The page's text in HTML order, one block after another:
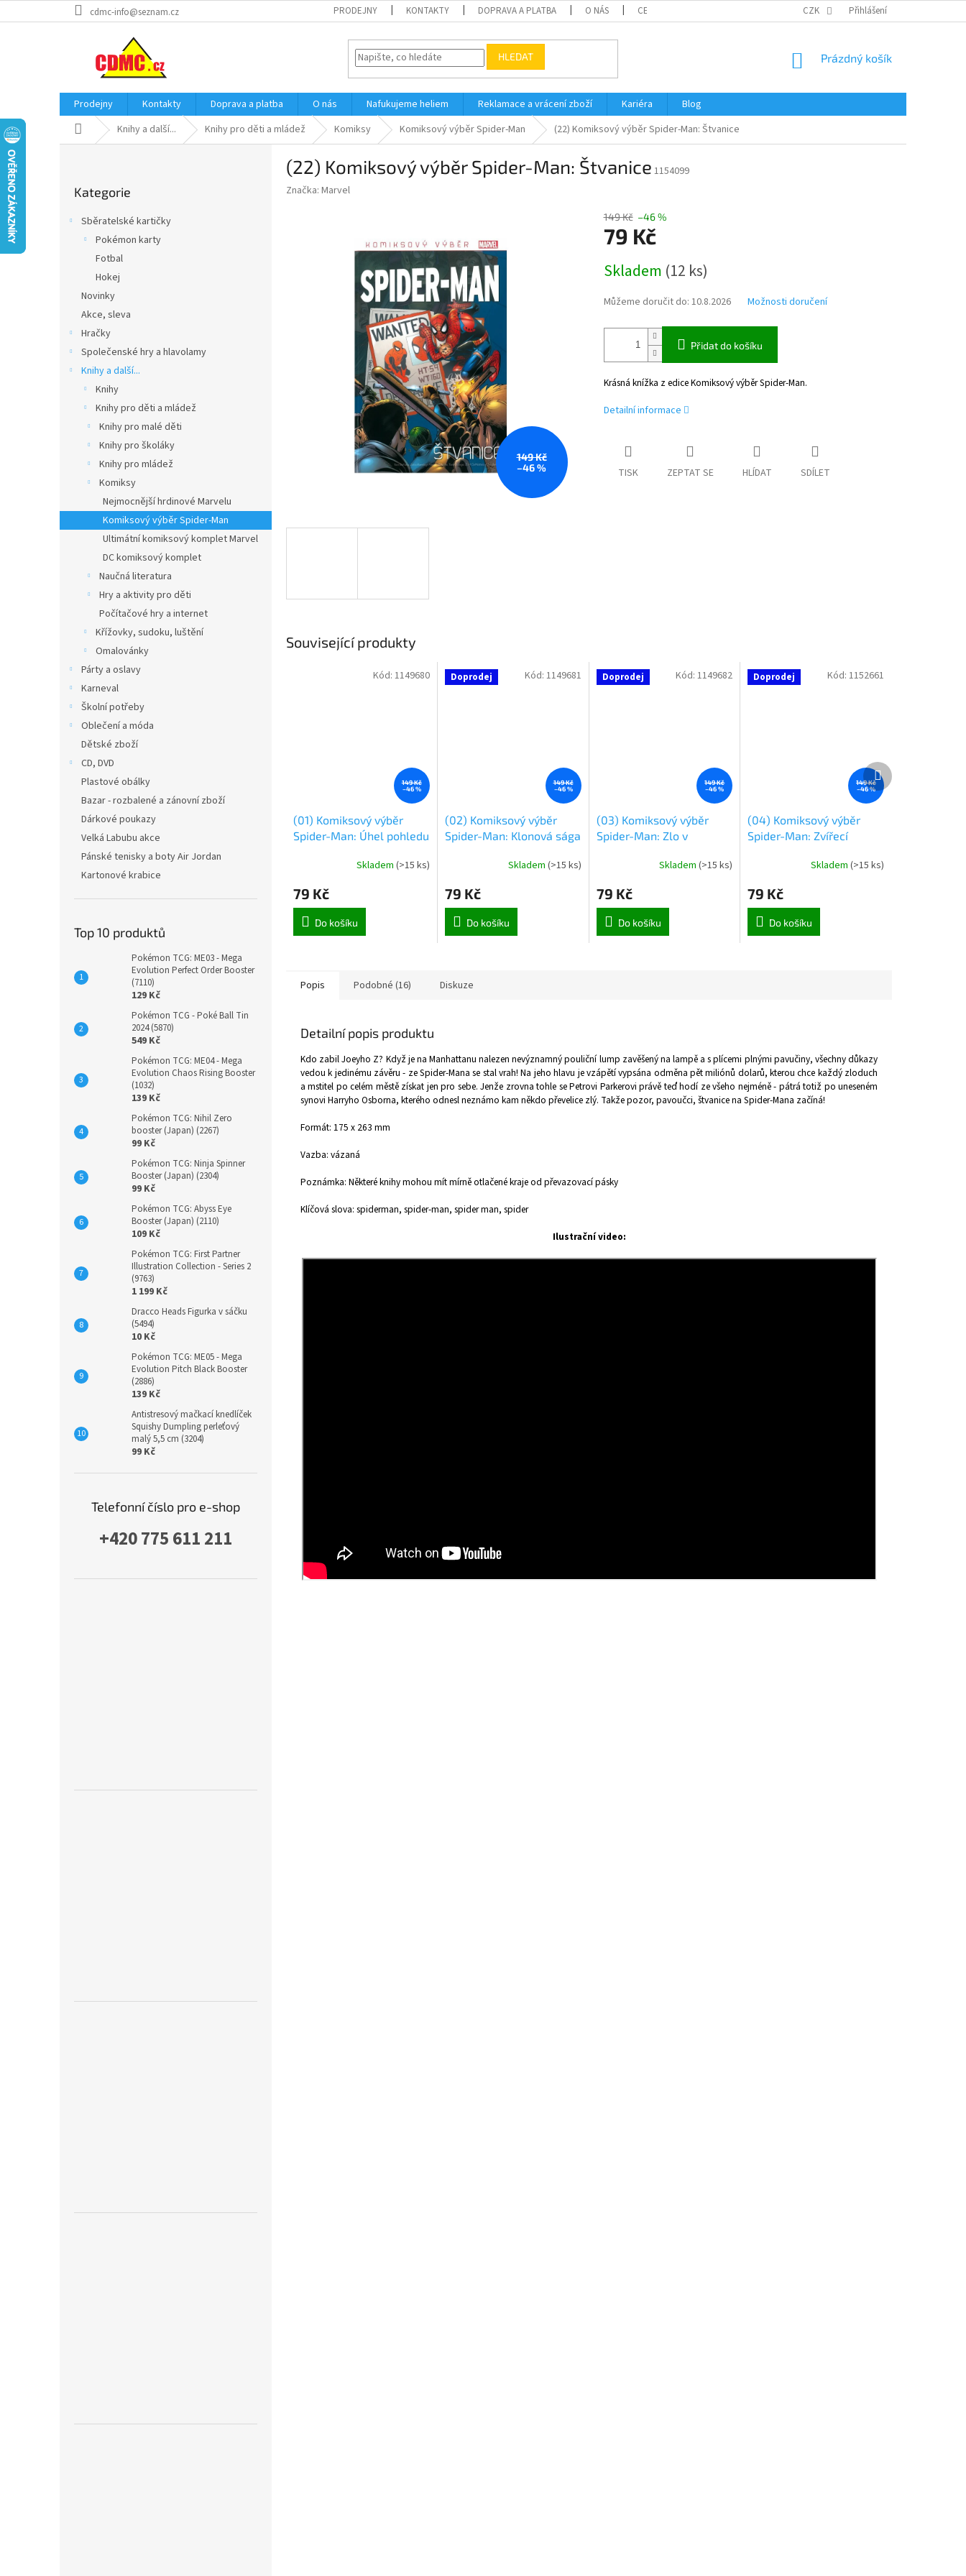
na
cdmc-info@seznam.cz PRODEJNY KONTAKTY DOPRAVA A PLATBA O NÁS CERTIFIKÁTY A NÁVODY OBCHODNÍ PODMÍNKY OCHRANA OSOBNÍCH
CZK Přihlášení
HLEDAT
NÁKUPNÍ
Prázdný košík
Prodejny Kontakty Doprava a platba O nás Nafukujeme heliem Reklamace a vrácení zboží Kariéra
Blog
Domů Knihy a další... Knihy pro děti a mládež Komiksy Komiksový výběr Spider-Man (22) Komiksový výběr Spider-Man: Štvanice
kategorie
Kategorie
Sběratelské kartičky
Pokémon karty
Fotbal
Hokej
Novinky
Akce, sleva
Hračky
Společenské hry a hlavolamy
Knihy a další...
Knihy
Knihy pro děti a mládež
Knihy pro malé děti
Knihy pro školáky
Knihy pro mládež
Komiksy
Nejmocnější hrdinové Marvelu
Komiksový výběr Spider-Man
Ultimátní komiksový komplet Marvel
DC komiksový komplet
Naučná literatura
Hry a aktivity pro děti
Počítačové hry a internet
Křížovky, sudoku, luštění
Omalovánky
Párty a oslavy
Karneval
Školní potřeby
Oblečení a móda
Dětské zboží
CD, DVD
Plastové obálky
Bazar - rozbalené a zánovní zboží
Dárkové poukazy
Velká Labubu akce
Pánské tenisky a boty Air Jordan
Kartonové krabice
Top 10 produktů
Pokémon TCG: ME03 - Mega
Evolution Perfect Order Booster
(7110)
129 Kč
Pokémon TCG - Poké Ball Tin
2024 (5870)
549 Kč
Pokémon TCG: ME04 - Mega
Evolution Chaos Rising Booster
(1032)
139 Kč
Pokémon TCG: Nihil Zero
booster (Japan) (2267)
99 Kč
Pokémon TCG: Ninja Spinner
Booster (Japan) (2304)
99 Kč
Pokémon TCG: Abyss Eye
Booster (Japan) (2110)
109 Kč
Pokémon TCG: First Partner
Illustration Collection - Series 2
(9763)
1 199 Kč
Dracco Heads Figurka v sáčku
(5494)
10 Kč
Pokémon TCG: ME05 - Mega
Evolution Pitch Black Booster
(2886)
139 Kč
Antistresový mačkací knedlíček
Squishy Dumpling perleťový
malý 5,5 cm (3204)
99 Kč
Telefonní číslo pro e-shop
+420 775 611 211
(22) Komiksový výběr Spider-Man: Štvanice 1154099
Značka: Marvel
149 Kč
–46 %
149 Kč –46 %
79 Kč
cena:
Skladem (12 ks)
Můžeme doručit do: 10.8.2026 Možnosti doručení
Přidat do košíku
Krásná knížka z edice Komiksový výběr Spider-Man.
Detailní informace
TISK ZEPTAT SE HLÍDAT SDÍLET
Související produkty
149 Kč
–46 %
(01) Komiksový výběr
Spider-Man: Úhel pohledu
Skladem (>15 ks)
79 Kč
Do košíku
Kód: 1149680 Doprodej
149 Kč
–46 %
(02) Komiksový výběr
Spider-Man: Klonová sága
Skladem (>15 ks)
79 Kč
Do košíku
Kód: 1149681 Doprodej
149 Kč
–46 %
(03) Komiksový výběr
Spider-Man: Zlo v
Skladem(>15 ks)
79 Kč
Do košíku
Kód:1149682 Doprodej
149 Kč
–46 %
(04) Komiksový výběr
Spider-Man: Zvířecí
Skladem (>15 ks)
79 Kč
Do košíku
Kód: 1152661
Další
produkt
Popis Podobné (16) Diskuze
Detailní popis produktu
Kdo zabil Joeyho Z? Když je na Manhattanu nalezen nevýznamný pouliční lump zavěšený na lampě a s plícemi plnými pavučiny, všechny důkazy
vedou k jedinému závěru - ze Spider-Mana se stal vrah! Na jeho hlavu je vzápětí vypsána odměna pět miliónů dolarů, kterou chce každý zloduch
a mstitel po celém městě získat jen pro sebe. Jenže zrovna tohle se Petrovi Parkerovi právě teď hodí ze všeho nejméně - pátrá totiž po uneseném
synovi Harryho Osborna, kterého odnesl neznámo kam někdo převelice zlý. Takže pozor, pavoučci, štvanice na Spider-Mana začíná!
Formát: 175 x 263 mm
Vazba: vázaná
Poznámka: Některé knihy mohou mít mírně otlačené kraje od převazovací pásky
Klíčová slova: spiderman, spider-man, spider man, spider
Ilustrační video: